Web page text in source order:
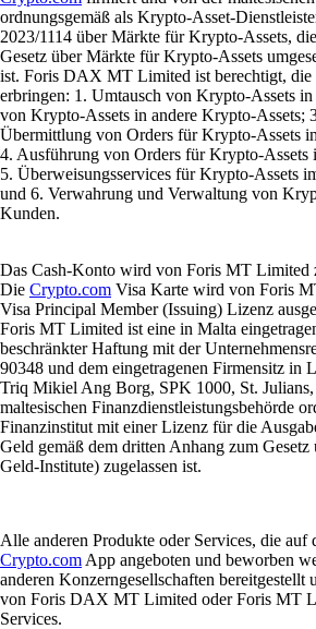
ordnungsgemäß als Krypto-Asset-
2023/1114 über Märkte für Krypto-Assets,
Gesetz über Märkte für Krypto-Assets
ist. Foris DAX MT Limited ist berechtigt, die
erbringen: 1. Umtausch von Krypto-Assets
von Krypto-Assets in andere Krypto-Assets;
Übermittlung von Orders für Krypto-Assets
4. Ausführung von Orders für Krypto-Assets
5. Überweisungsservices für Krypto-Assets
und 6. Verwahrung und Verwaltung von
Kunden.
Das Cash-Konto wird von Foris MT Limited
Die Crypto.com Visa Karte wird von Foris
Visa Principal Member (Issuing) Lizenz
Foris MT Limited ist eine in Malta
beschränkter Haftung mit der
90348 und dem eingetragenen Firmensitz in
Triq Mikiel Ang Borg, SPK 1000, St.
maltesischen Finanzdienstleistungsbehörde
Finanzinstitut mit einer Lizenz für die
Geld gemäß dem dritten Anhang zum
Geld-Institute) zugelassen ist.
Alle anderen Produkte oder Services, die auf
Crypto.com App angeboten und beworben
anderen Konzerngesellschaften bereitgestellt
von Foris DAX MT Limited oder Foris MT
Services.